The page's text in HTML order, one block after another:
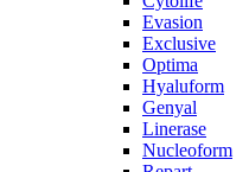
Evasion
Exclusive
Optima
Hyaluform
Genyal
Linerase
Nucleoform